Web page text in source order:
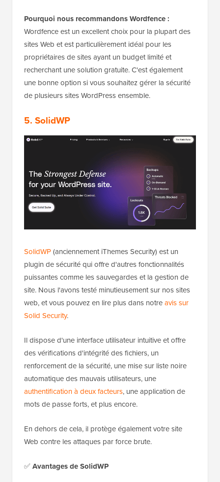
Pourquoi nous recommandons Wordfence :
Wordfence est un excellent choix pour la plupart des
sites Web et est particulièrement idéal pour les
propriétaires de sites ayant un budget limité et
recherchant une solution gratuite. C'est également
une bonne option si vous souhaitez gérer la sécurité
de plusieurs sites WordPress ensemble.
5. SolidWP
SolidWP(anciennement iThemes Security) est un
plugin de sécurité qui offre d'autres fonctionnalités
puissantes comme les sauvegardes et la gestion de
site. Nous l'avons testé minutieusement sur nos sites
web, et vous pouvez en lire plus dans notreavis sur
Solid Security.
Il dispose d'une interface utilisateur intuitive et offre
des vérifications d'intégrité des fichiers, un
renforcement de la sécurité, une mise sur liste noire
automatique des mauvais utilisateurs, une
authentification à deux facteurs, une application de
mots de passe forts, et plus encore.
En dehors de cela, il protège également votre site
Web contre les attaques par force brute.
✅Avantages de SolidWP